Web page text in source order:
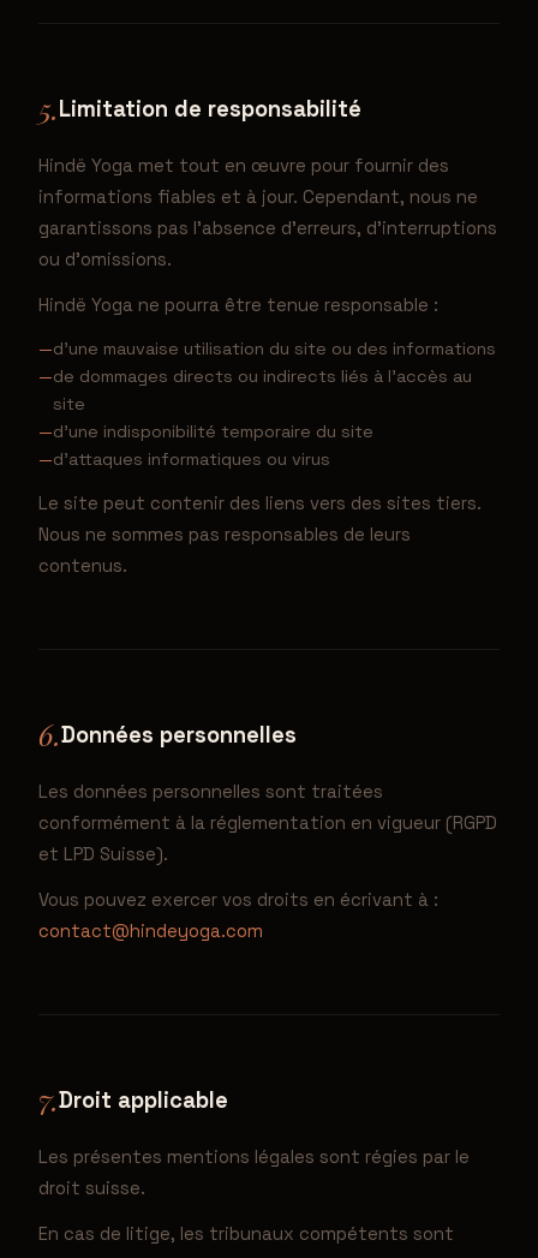
5.Limitation de responsabilité
Hindë Yoga met tout en œuvre pour fournir des
informations fiables et à jour. Cependant, nous ne
garantissons pas l'absence d'erreurs, d'interruptions
ou d'omissions.
Hindë Yoga ne pourra être tenue responsable :
d'une mauvaise utilisation du site ou des informations
de dommages directs ou indirects liés à l'accès au
site
d'une indisponibilité temporaire du site
d'attaques informatiques ou virus
Le site peut contenir des liens vers des sites tiers.
Nous ne sommes pas responsables de leurs
contenus.
6.Données personnelles
Les données personnelles sont traitées
conformément à la réglementation en vigueur (RGPD
et LPD Suisse).
Vous pouvez exercer vos droits en écrivant à :
contact@hindeyoga.com
7.Droit applicable
Les présentes mentions légales sont régies par le
droit suisse.
En cas de litige, les tribunaux compétents sont